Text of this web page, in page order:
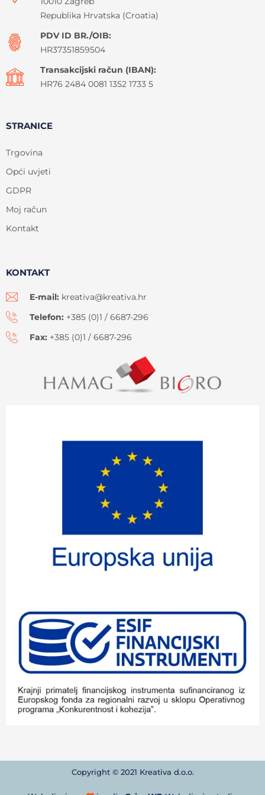
Republika Hrvatska (Croatia)
PDV ID BR./OIB:
HR37351859504
Transakcijski račun (IBAN):
HR76 2484 0081 1352 1733 5
STRANICE
Trgovina
Opći uvjeti
GDPR
Moj račun
Kontakt
KONTAKT
E-mail: kreativa@kreativa.hr
Telefon: +385 (0)1 / 6687-296
Fax: +385 (0)1 / 6687-296
Copyright © 2021 Kreativa d.o.o.